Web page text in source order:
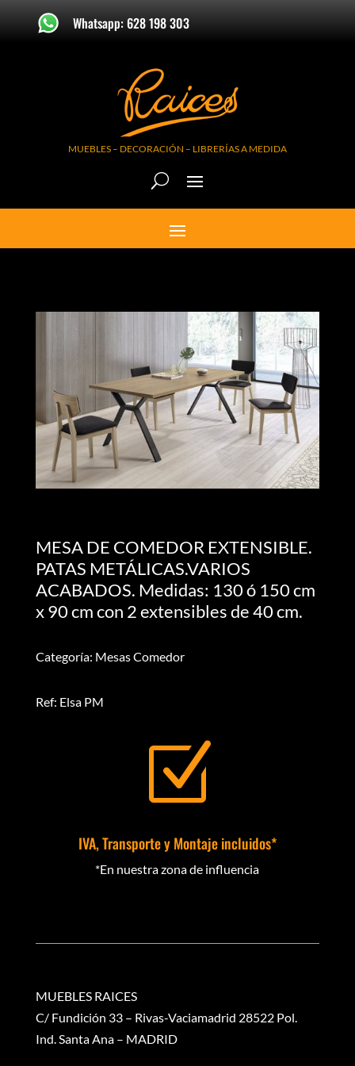
Whatsapp: 628 198 303
MUEBLES – DECORACIÓN – LIBRERÍAS A MEDIDA
MESA DE COMEDOR EXTENSIBLE.
PATAS METÁLICAS.VARIOS
ACABADOS. Medidas: 130 ó 150 cm
x 90 cm con 2 extensibles de 40 cm.
Categoría: Mesas Comedor
Ref: Elsa PM
Z
IVA, Transporte y Montaje incluidos*
*En nuestra zona de influencia
MUEBLES RAICES
C/ Fundición 33 – Rivas-Vaciamadrid 28522 Pol.
Ind. Santa Ana – MADRID